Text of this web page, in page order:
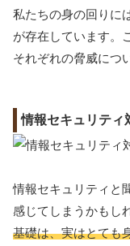
私たちの身の回りに
が存在しています。
それぞれの脅威につ
情報セキュリティ
情報セキュリティと
感じてしまうかもし
基礎は、実はとても